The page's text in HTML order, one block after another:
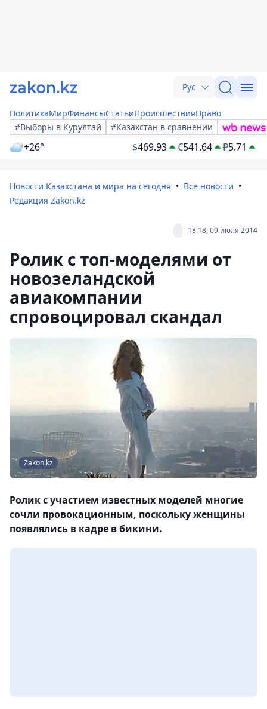
Рус
ПолитикаМирФинансыСтатьиПроисшествияПраво
#Выборы в Курултай
#Казахстан в сравнении
+26° $469.93 €541.64 ₽5.71
Новости Казахстана и мира на сегодня
Все новости
Редакция Zakon.kz
18:18, 09 июля 2014
Ролик с топ-моделями от
новозеландской
авиакомпании
спровоцировал скандал
Zakon.kz
Ролик с участием известных моделей многие
сочли провокационным, поскольку женщины
появлялись в кадре в бикини.